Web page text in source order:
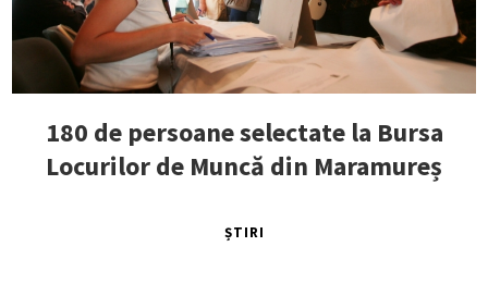
180 de persoane selectate la Bursa
Locurilor de Muncă din Maramureș
ȘTIRI